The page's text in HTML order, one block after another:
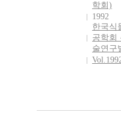
학회)
1992
한국식
공학회
술연구